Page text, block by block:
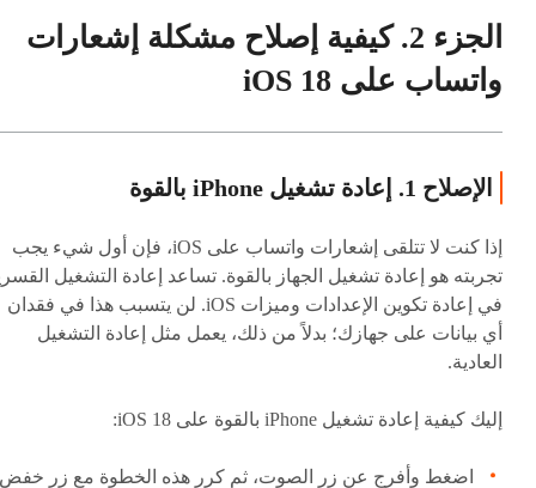
الجزء 2. كيفية إصلاح مشكلة إشعارات
واتساب على iOS 18
الإصلاح 1. إعادة تشغيل iPhone بالقوة
إذا كنت لا تتلقى إشعارات واتساب على iOS، فإن أول شيء يجب
تجربته هو إعادة تشغيل الجهاز بالقوة. تساعد إعادة التشغيل
في إعادة تكوين الإعدادات وميزات iOS. لن يتسبب هذا في فقدان
أي بيانات على جهازك؛ بدلاً من ذلك، يعمل مثل إعادة التشغيل
العادية.
إليك كيفية إعادة تشغيل iPhone بالقوة على iOS 18:
اضغط وأفرج عن زر الصوت، ثم كرر هذه الخطوة مع زر خفض